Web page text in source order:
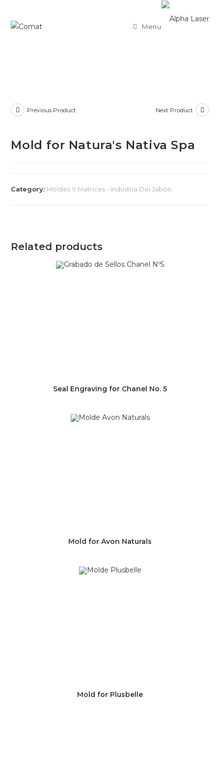
Menu
Previous Product Next Product
Mold for Natura's Nativa Spa
Category: Moldes Y Matrices - Industria Del Jabón
Related products
Seal Engraving for Chanel No. 5
Mold for Avon Naturals
Mold for Plusbelle